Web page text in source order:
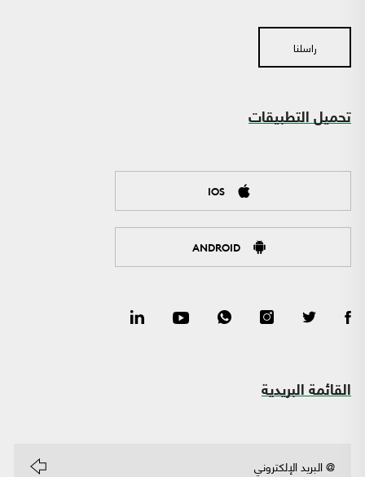
راسلنا
تحميل التطبيقات
IOS
ANDROID
القائمة البريدية